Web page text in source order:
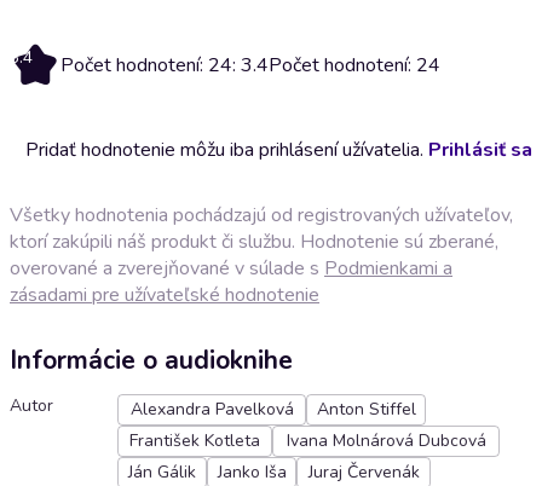
3.4 Počet hodnotení: 24: 3.4Počet hodnotení: 24
Pridať hodnotenie môžu iba prihlásení užívatelia. Prihlásiť sa
Všetky hodnotenia pochádzajú od registrovaných užívateľov,
ktorí zakúpili náš produkt či službu. Hodnotenie sú zberané,
overované a zverejňované v súlade s Podmienkami a
zásadami pre užívateľské hodnotenie
Informácie o audioknihe
Autor Alexandra Pavelková
Anton Stiffel
František Kotleta
Ivana Molnárová Dubcová
Ján Gálik
Janko Iša
Juraj Červenák